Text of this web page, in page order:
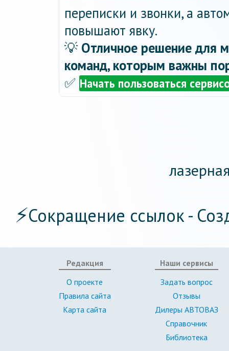
переписки и звонки, а
повышают явку.
💡 Отличное решение для
команд, которым важны
✅ Начать пользоваться
⚡Сокращение ссылок -
Редакция
О проекте
Правила сайта
Карта сайта
Наши сервисы
Задать вопрос
Отзывы
Дилеры АВТОВАЗ
Справочник
Библиотека